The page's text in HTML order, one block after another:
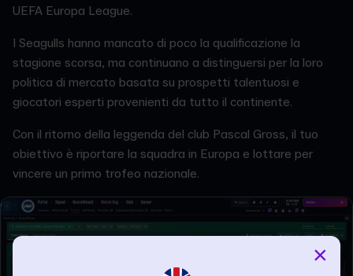
UEFA Europa League.
I Seagulls hanno mancato di poco la qualificazione la
stagione scorsa, ma continuano a distinguersi per la loro
politica di mercato basata su prospetti talentuosi e
giocatori esperti provenienti da tutto il continente.
Con il ritorno della leggenda del club Pascal Gross, il tuo
obiettivo è riportare la squadra in Europa e lottare per
vincere un primo trofeo nazionale.
×